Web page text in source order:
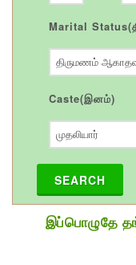
Marital
Caste(இனம்)
SEARCH
இப்பொழுதே